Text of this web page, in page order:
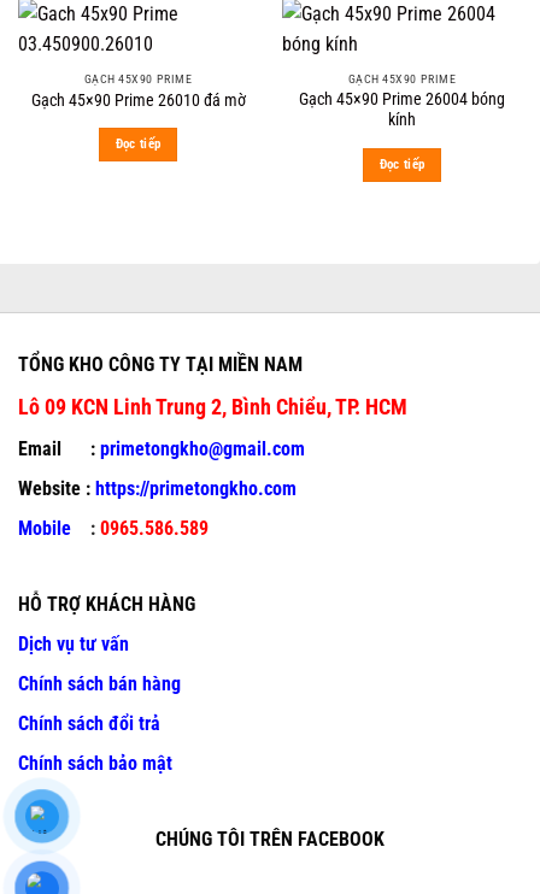
GẠCH 45X90 PRIME
Gạch 45×90 Prime 26010 đá mờ
Đọc tiếp
GẠCH 45X90 PRIME
Gạch 45×90 Prime 26004 bóng
kính
Đọc tiếp
TỔNG KHO CÔNG TY TẠI MIỀN NAM
Lô 09 KCN Linh Trung 2, Bình Chiểu, TP. HCM
Email : primetongkho@gmail.com
Website : https://primetongkho.com
Mobile : 0965.586.589
HỖ TRỢ KHÁCH HÀNG
Dịch vụ tư vấn
Chính sách bán hàng
Chính sách đổi trả
Chính sách bảo mật
CHÚNG TÔI TRÊN FACEBOOK